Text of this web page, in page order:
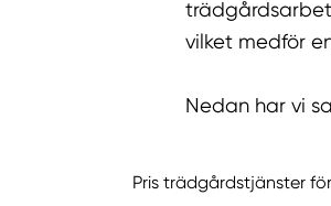
vilket medför
Nedan har vi
Pris trädgårdstjänster